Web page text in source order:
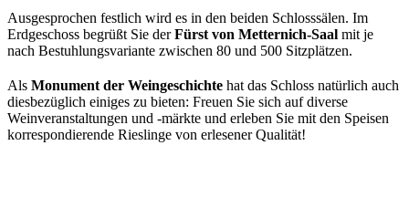
Ausgesprochen festlich wird es in den beiden Schlosssälen. Im
Erdgeschoss begrüßt Sie derFürst von Metternich-Saal mit je
nach Bestuhlungsvariante zwischen 80 und 500 Sitzplätzen.
Als Monument der Weingeschichte hat das Schloss natürlich auch
diesbezüglich einiges zu bieten: Freuen Sie sich auf diverse
Weinveranstaltungen und -märkte und erleben Sie mit den Speisen
korrespondierende Rieslinge von erlesener Qualität!